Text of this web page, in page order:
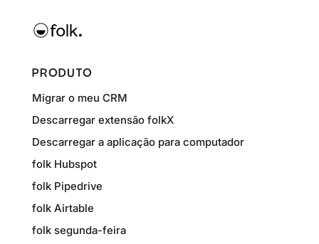
PRODUTO
Migrar o meu CRM
Descarregar extensão folkX
Descarregar a aplicação para computador
folk Hubspot
folk Pipedrive
folk Airtable
folk segunda-feira